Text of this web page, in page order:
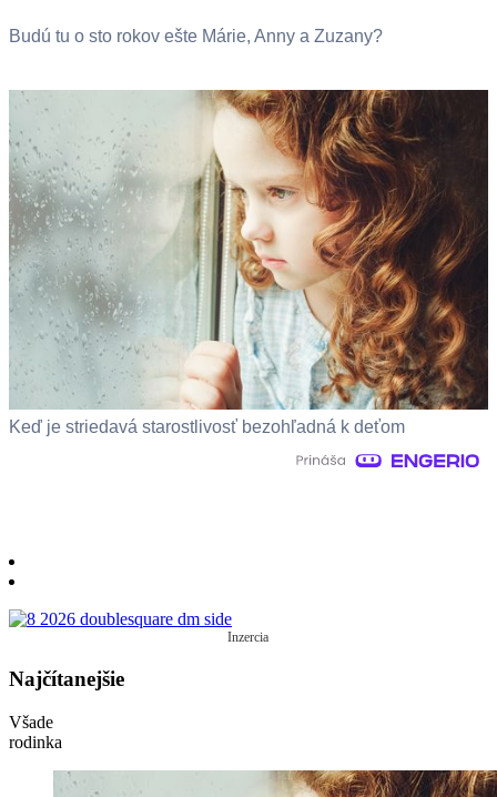
Budú tu o sto rokov ešte Márie, Anny a Zuzany?
Keď je striedavá starostlivosť bezohľadná k deťom
Inzercia
Najčítanejšie
Všade
rodinka